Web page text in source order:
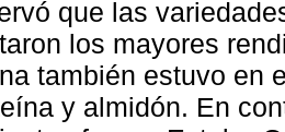
que las
los mayores
también estuvo en
y almidón. En